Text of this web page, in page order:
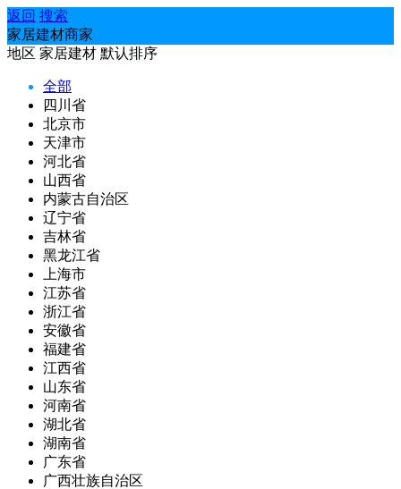
返回 搜索
家居建材商家
地区 家居建材 默认排序
全部
四川省
北京市
天津市
河北省
山西省
内蒙古自治区
辽宁省
吉林省
黑龙江省
上海市
江苏省
浙江省
安徽省
福建省
江西省
山东省
河南省
湖北省
湖南省
广东省
广西壮族自治区